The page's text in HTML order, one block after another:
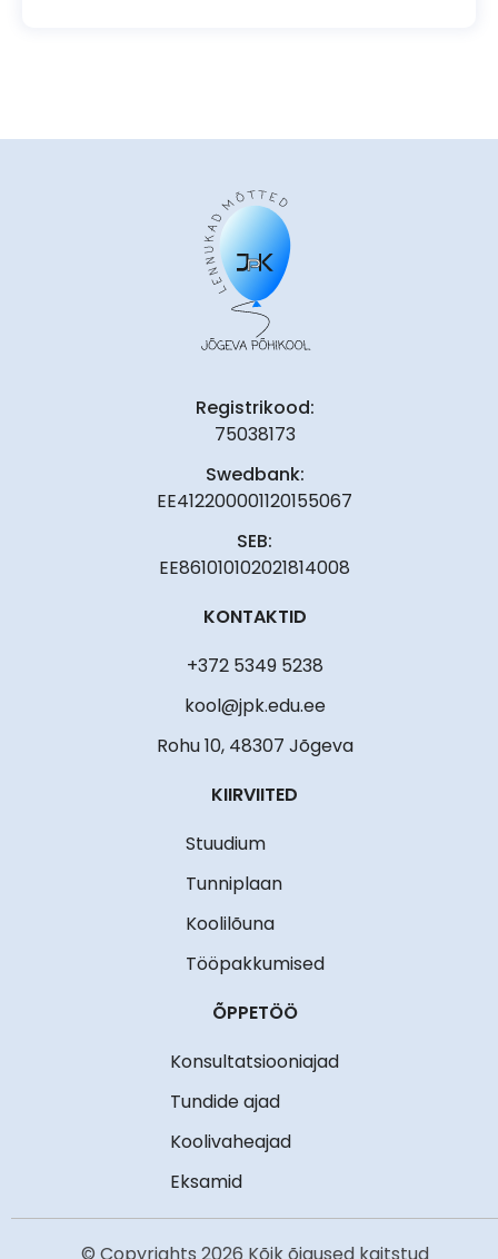
Registrikood:
75038173
Swedbank:
EE412200001120155067
SEB:
EE861010102021814008
KONTAKTID
+372 5349 5238
kool@jpk.edu.ee
Rohu 10, 48307 Jõgeva
KIIRVIITED
Stuudium
Tunniplaan
Koolilõuna
Tööpakkumised
ÕPPETÖÖ
Konsultatsiooniajad
Tundide ajad
Koolivaheajad
Eksamid